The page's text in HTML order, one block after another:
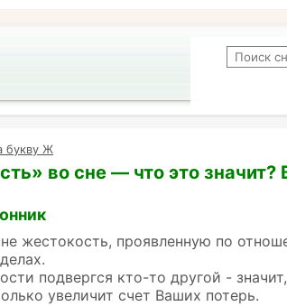
букву Ж
во сне — что это значит?
жестокость, проявленную по
подвергся кто-то другой -
увеличит счет Ваших потерь.